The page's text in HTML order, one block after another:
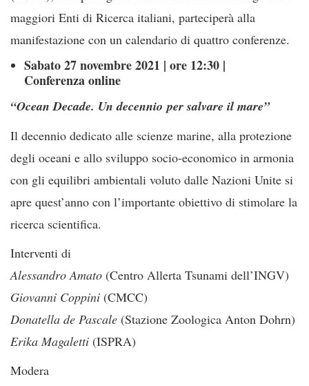
maggiori Enti di Ricerca italiani, parteciperà alla
manifestazione con un calendario di quattro conferenze.
Sabato 27 novembre 2021 | ore 12:30 |
Conferenza online
“Ocean Decade. Un decennio per salvare il mare”
Il decennio dedicato alle scienze marine, alla protezione
degli oceani e allo sviluppo socio-economico in armonia
con gli equilibri ambientali voluto dalle Nazioni Unite si
apre quest’anno con l’importante obiettivo di stimolare la
ricerca scientifica.
Interventi di
Alessandro Amato (Centro Allerta Tsunami dell’INGV)
Giovanni Coppini (CMCC)
Donatella de Pascale (Stazione Zoologica Anton Dohrn)
Erika Magaletti (ISPRA)
Modera